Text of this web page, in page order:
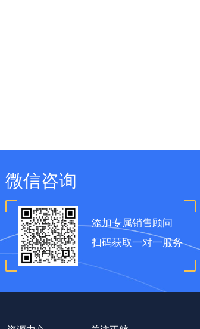
微信咨询
添加专属销售顾问
扫码获取一对一服务